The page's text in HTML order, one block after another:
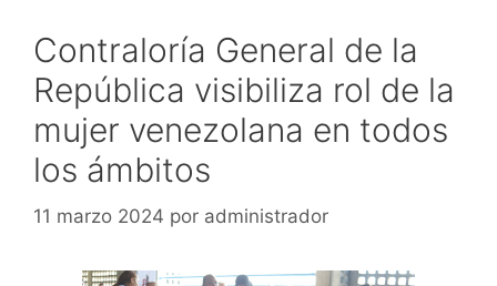
Contraloría General de la
República visibiliza rol de la
mujer venezolana en todos
los ámbitos
11 marzo 2024 por administrador